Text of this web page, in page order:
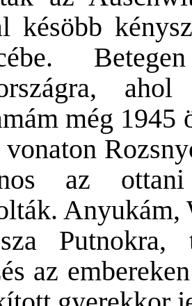
késöbb
még 1945
az ottani
Anyukám,
az